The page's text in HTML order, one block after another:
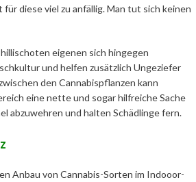
für diese viel zu anfällig. Man tut sich keinen
eigenen sich hingegen
und helfen zusätzlich Ungeziefer
den Cannabispflanzen kann
eine nette und sogar hilfreiche Sache
abzuwehren und halten Schädlinge fern.
Anbau von Cannabis-Sorten im Indooor-